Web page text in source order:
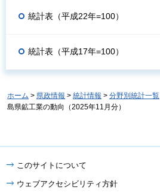
統計表（平成22年=100）
統計表（平成17年=100）
ホーム > 県政情報 > 統計情報 > 分野別統計一覧
島県鉱工業の動向（2025年11月分）
このサイトについて
ウェブアクセシビリティ方針